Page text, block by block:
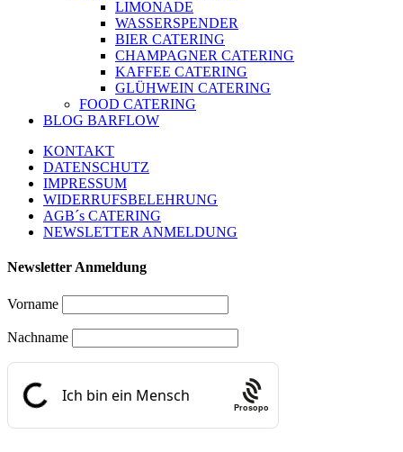
LIMONADE
WASSERSPENDER
BIER CATERING
CHAMPAGNER CATERING
KAFFEE CATERING
GLÜHWEIN CATERING
FOOD CATERING
BLOG BARFLOW
KONTAKT
DATENSCHUTZ
IMPRESSUM
WIDERRUFSBELEHRUNG
AGB´s CATERING
NEWSLETTER ANMELDUNG
Newsletter Anmeldung
Vorname
Nachname
Prosopo